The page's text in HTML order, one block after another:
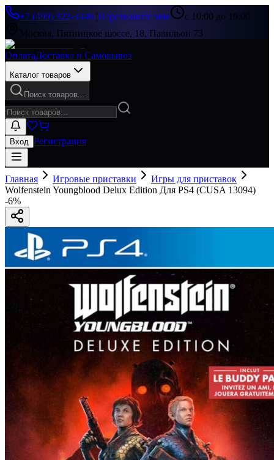
+7 (499) 322-33-86|Перезвоните мне
с 10:00 до 19:00
Москва, Пятницкое шоссе, 18, Павильон 73
ОплатаДоставка и Самовывоз
Каталог товаров
Поиск товаров...
Вход Регистрация
Главная Игровые приставки
Игры для приставок
Wolfenstein Youngblood Delux Edition Для PS4 (CUSA 13094)
-6%